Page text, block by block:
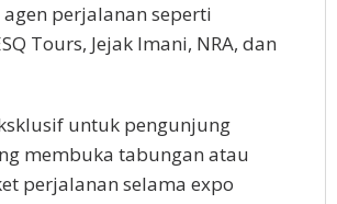
perjalanan seperti
Tours, Jejak Imani, NRA, dan
untuk pengunjung
membuka tabungan atau
perjalanan selama expo